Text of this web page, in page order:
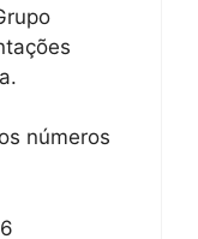
números